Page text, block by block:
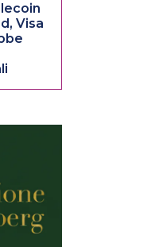
Visa